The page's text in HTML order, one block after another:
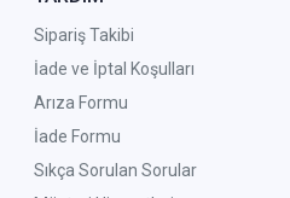
Sipariş Takibi
İade ve İptal Koşulları
Arıza Formu
İade Formu
Sıkça Sorulan Sorular